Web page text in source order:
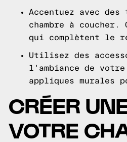
Accentuez avec
chambre à
qui complètent le
Utilisez des
l'ambiance de votre
appliques murales
CRÉER
VOTRE